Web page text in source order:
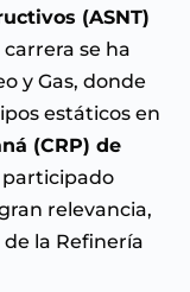
(ASNT)
carrera se ha
y Gas, donde
estáticos en
(CRP) de
participado
relevancia,
la Refinería